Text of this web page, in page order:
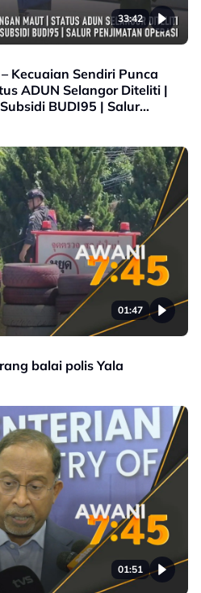
33:42
Kecuaian Sendiri Punca
ADUN Selangor Diteliti |
BUDI95 | Salur
01:47
balai polis Yala
01:51